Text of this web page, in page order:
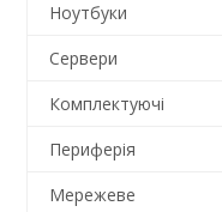
Ноутбуки
Сервери
Комплектуючі
Периферія
Мережеве